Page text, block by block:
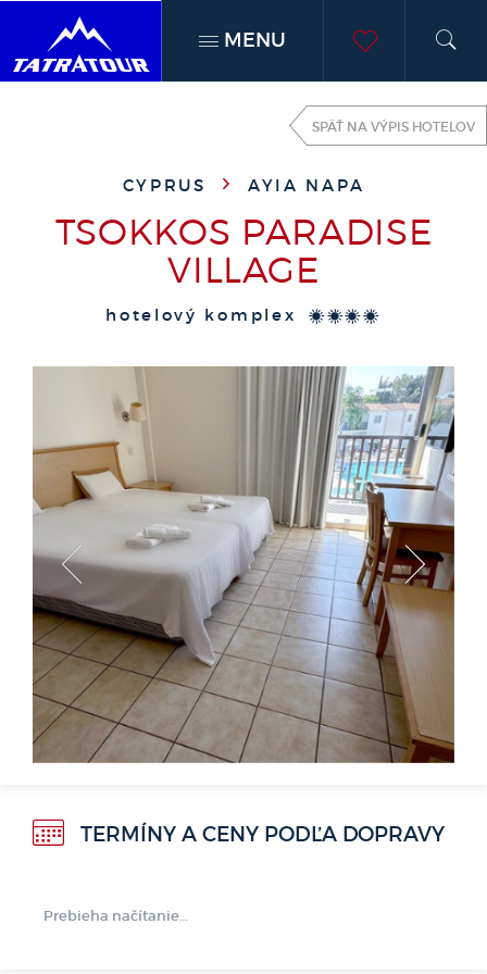
MENU
SPÄŤ NA VÝPIS HOTELOV
CYPRUS AYIA NAPA
TSOKKOS PARADISE
VILLAGE
hotelový komplex ****
< >
TERMÍNY A CENY PODĽA DOPRAVY
Prebieha načítanie…